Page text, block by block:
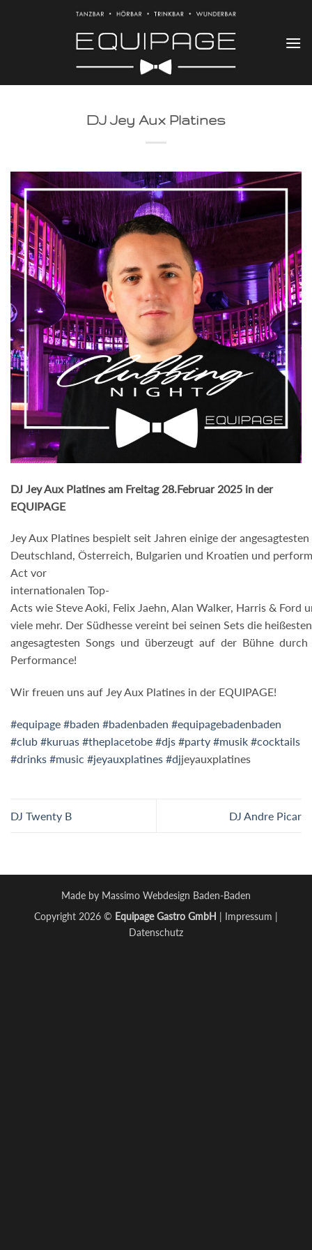
DJ Jey Aux Platines
DJ Jey Aux Platines am Freitag 28.Februar 2025 in der
EQUIPAGE
Jey Aux Platines bespielt seit Jahren einige der
Deutschland, Österreich, Bulgarien und Kroatien und
Act vor
internationalen Top-
Acts wie Steve Aoki, Felix Jaehn, Alan Walker, Harris & Ford
viele mehr. Der Südhesse vereint bei seinen Sets die
angesagtesten Songs und überzeugt auf der Bühne durch
Performance!
Wir freuen uns auf Jey Aux Platines in der EQUIPAGE!
#equipage #baden #badenbaden #equipagebadenbaden
#club #kuruas #theplacetobe #djs #party #musik #cocktails
#drinks #music #jeyauxplatines #djjeyauxplatines
DJ Twenty B DJ Andre Picar
Made by Massimo Webdesign Baden-Baden
Copyright 2026 © Equipage Gastro GmbH | Impressum |
Datenschutz